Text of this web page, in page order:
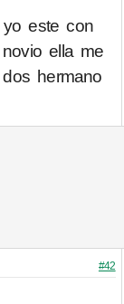
este con
ella me
hermano
#42